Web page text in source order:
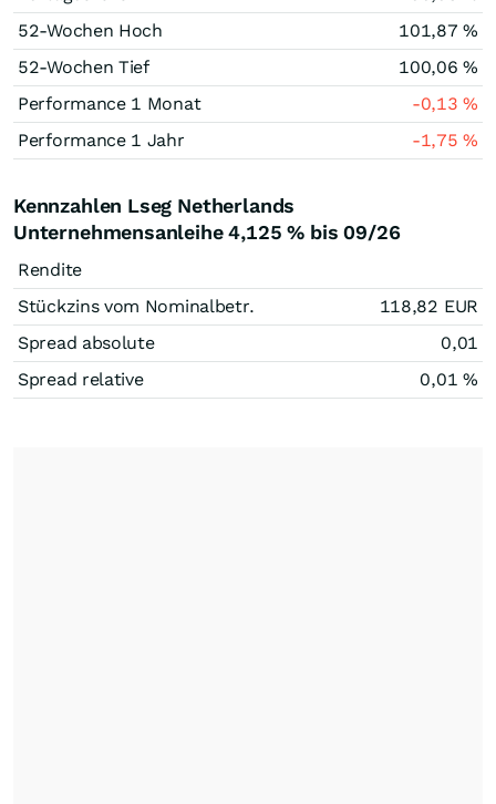
52-Wochen Hoch
101,87%
52-Wochen Tief
100,06%
Performance 1 Monat
-0,13%
Performance 1 Jahr
-1,75%
Kennzahlen Lseg Netherlands
Unternehmensanleihe 4,125 % bis 09/26
Rendite
Stückzins vom Nominalbetr.
118,82 EUR
Spread absolute
0,01
Spread relative
0,01 %